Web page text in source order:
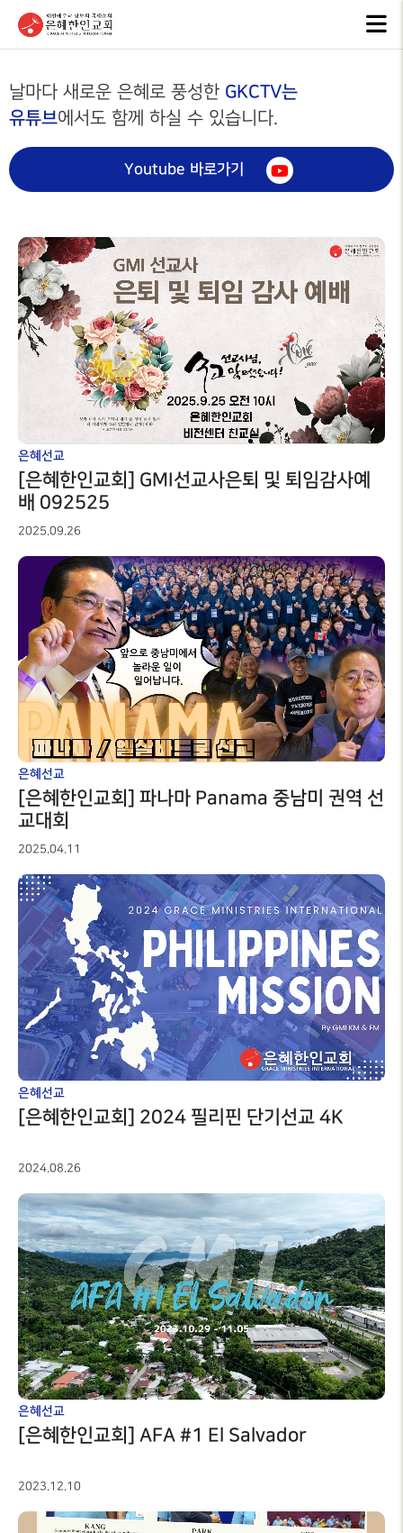
교회안내
환영인사
SENIOR
교회 비전
VISION
교회 연혁
HISTORY
섬기는분
예배시간
안내
SERVICE
INFO
연락처
오시는 길
온라인
헌금
OFFERING
전체영상
주일말씀
주일예배
금요, 부흥집회
일천번제특별새벽기도회
THOUSAND PRAYER
성가대찬양
GRACE CHOIR
PRAISE & WORSHIP
영상광고
GMI NEWS
은혜선교
MISSION
은혜스토리
GRACE STORY
은혜로새롭게
GRACE TESTIMONY
행
은
NEWS
교회
날마다 새로운 은혜로 풍성한 GKCTV는
유튜브에서도 함께 하실 수 있습니다.
Youtube 바로가기
은혜선교
[은혜한인교회] GMI선교사은퇴 및 퇴임감사예
배 092525
2025.09.26
은혜선교
[은혜한인교회] 파나마 Panama 중남미 권역 선
교대회
2025.04.11
은혜선교
[은혜한인교회] 2024 필리핀 단기선교 4K
2024.08.26
은혜선교
[은혜한인교회] AFA #1 El Salvador
2023.12.10